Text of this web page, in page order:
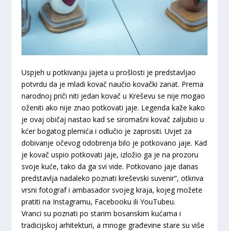
Uspjeh u potkivanju jajeta u prošlosti je predstavljao
potvrdu da je mladi kovač naučio kovački zanat. Prema
narodnoj priči niti jedan kovač u Kreševu se nije mogao
oženiti ako nije znao potkovati jaje. Legenda kaže kako
je ovaj običaj nastao kad se siromašni kovač zaljubio u
kćer bogatog plemića i odlučio je zaprositi. Uvjet za
dobivanje očevog odobrenja bilo je potkovano jaje. Kad
je kovač uspio potkovati jaje, izložio ga je na prozoru
svoje kuće, tako da ga svi vide. Potkovano jaje danas
predstavlja nadaleko poznati kreševski suvenir“, otkriva
vrsni fotograf i ambasador svojeg kraja, kojeg možete
pratiti na Instagramu, Facebooku ili YouTubeu.
Vranci su poznati po starim bosanskim kućama i
tradicijskoj arhitekturi, a mnoge građevine stare su više